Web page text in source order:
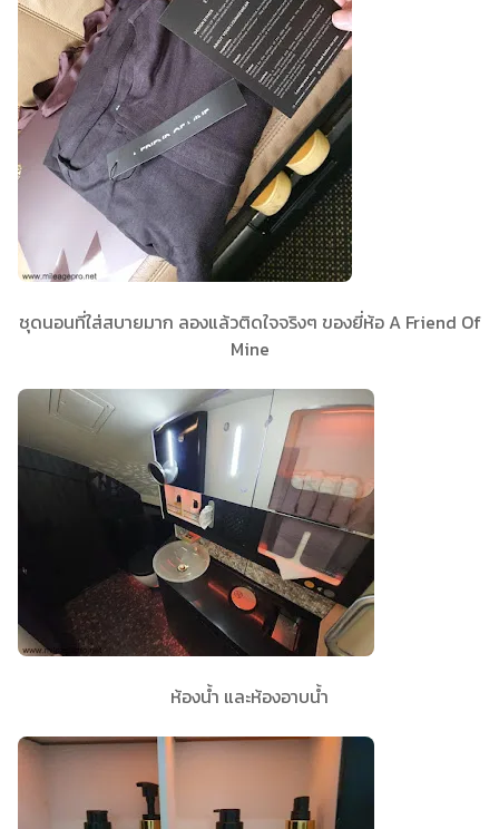
ชุดนอนที่ใส่สบายมาก ลองแล้วติดใจจริงๆ ของยี่ห้อ A Friend Of
Mine
ห้องน้ำ และห้องอาบน้ำ